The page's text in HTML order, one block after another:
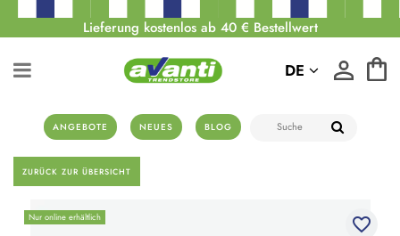
Lieferung kostenlos ab 40 € Bestellwert
ANGEBOTE NEUES BLOG
DE
ZURÜCK ZUR ÜBERSICHT
Nur online erhältlich favorite_border